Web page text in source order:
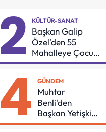
2 KÜLTÜR-SANAT
Başkan Galip
Özel'den 55
Mahalleye Çocuk
Şenliği
4 GÜNDEM
Muhtar
Benli'den
Başkan Yetişkin'e
Teşekkür